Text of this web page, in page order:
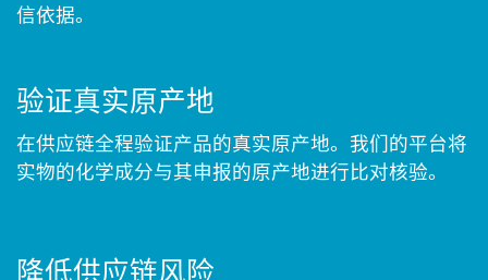
信依据。​
验证真实原产地​
在供应链全程验证产品的真实原产地。我们的平台将
实物的化学成分与其申报的原产地进行比对核验。
降低供应链风险